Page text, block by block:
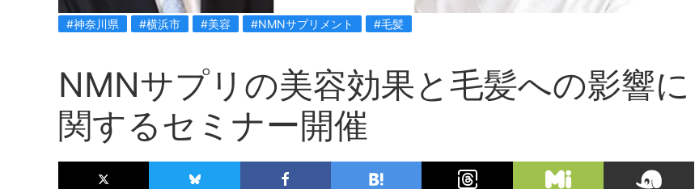
#神奈川県 #横浜市 #美容 #NMNサプリメント #毛髪
NMNサプリの美容効果と毛髪への影響に
関するセミナー開催